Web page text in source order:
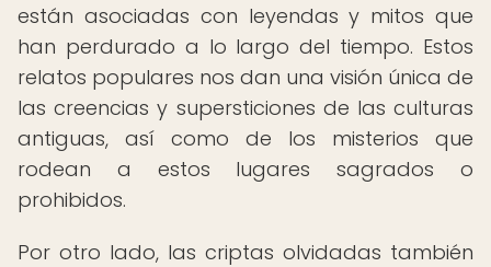
están asociadas con leyendas y mitos que
han perdurado a lo largo del tiempo. Estos
relatos populares nos dan una visión única de
las creencias y supersticiones de las culturas
antiguas, así como de los misterios que
rodean a estos lugares sagrados o
prohibidos.
Por otro lado, las criptas olvidadas también